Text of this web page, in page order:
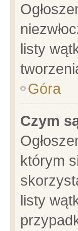
listy
Góra
Czym
którym
listy